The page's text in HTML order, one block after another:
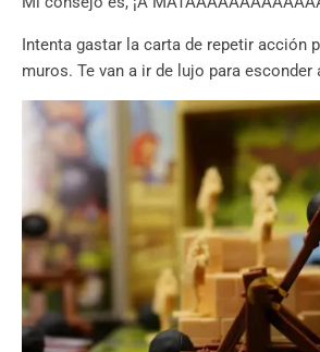
Intenta gastar la carta de repetir acción
muros. Te van a ir de lujo para esconder